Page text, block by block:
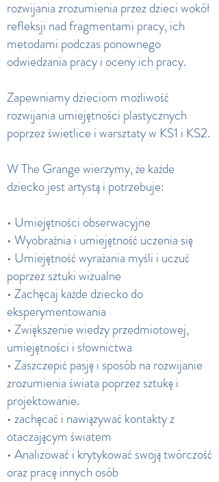
rozwijania zrozumienia przez dzieci wokół
refleksji nad fragmentami pracy, ich
metodami podczas ponownego
odwiedzania pracy i oceny ich pracy.
Zapewniamy dzieciom możliwość
rozwijania umiejętności plastycznych
poprzez świetlice i warsztaty w KS1 i KS2.
W The Grange wierzymy, że każde
dziecko jest artystą i potrzebuje:
• Umiejętności obserwacyjne
• Wyobraźnia i umiejętność uczenia się
• Umiejętność wyrażania myśli i uczuć
poprzez sztuki wizualne
• Zachęcaj każde dziecko do
eksperymentowania
• Zwiększenie wiedzy przedmiotowej,
umiejętności i słownictwa
• Zaszczepić pasję i sposób na rozwijanie
zrozumienia świata poprzez sztukę i
projektowanie.
• zachęcać i nawiązywać kontakty z
otaczającym światem
• Analizować i krytykować swoją twórczość
oraz pracę innych osób